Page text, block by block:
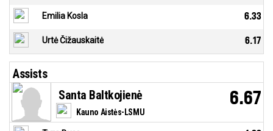
Emilia Kosla 6.33
Urtė Čižauskaitė 6.17
Assists
Kauno Aistės-LSMU
Santa Baltkojienė 6.67